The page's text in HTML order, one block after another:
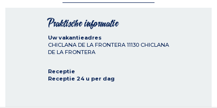
Praktische informatie
Uw vakantieadres
CHICLANA DE LA FRONTERA 11130 CHICLANA
DE LA FRONTERA
Receptie
Receptie 24 u per dag